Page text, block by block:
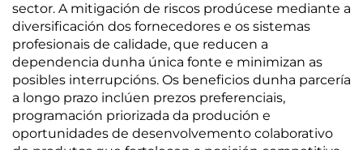
sector. A mitigación de riscos prodúcese mediante a
diversificación dos fornecedores e os sistemas
profesionais de calidade, que reducen a
dependencia dunha única fonte e minimizan as
posibles interrupcións. Os beneficios dunha parcería
a longo prazo inclúen prezos preferenciais,
programación priorizada da produción e
oportunidades de desenvolvemento colaborativo